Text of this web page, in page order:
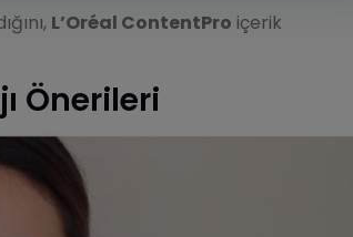
L’Oréal ContentPro içerik
Önerileri